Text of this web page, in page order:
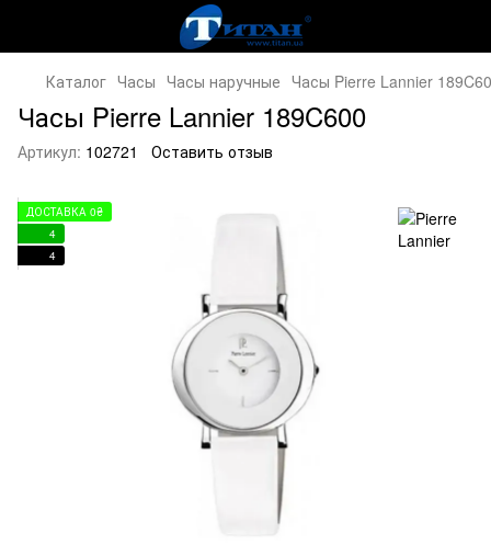
Каталог Часы Часы наручные Часы Pierre Lannier
Часы Pierre Lannier 189C600
Артикул: 102721 Оставить отзыв
ДОСТАВКА 0₴
4
4